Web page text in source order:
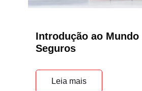
Introdução ao Mundo
Seguros
Leia mais